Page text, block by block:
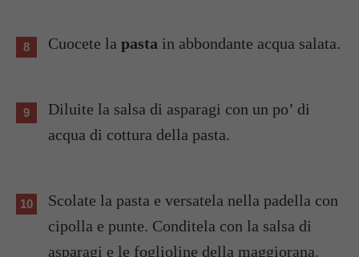
Cuocete la pasta in abbondante acqua salata.
Diluite la salsa di asparagi con un po’ di
acqua di cottura della pasta.
Scolate la pasta e versatela nella padella con
cipolla e punte. Conditela con la salsa di
asparagi e le foglioline della maggiorana.